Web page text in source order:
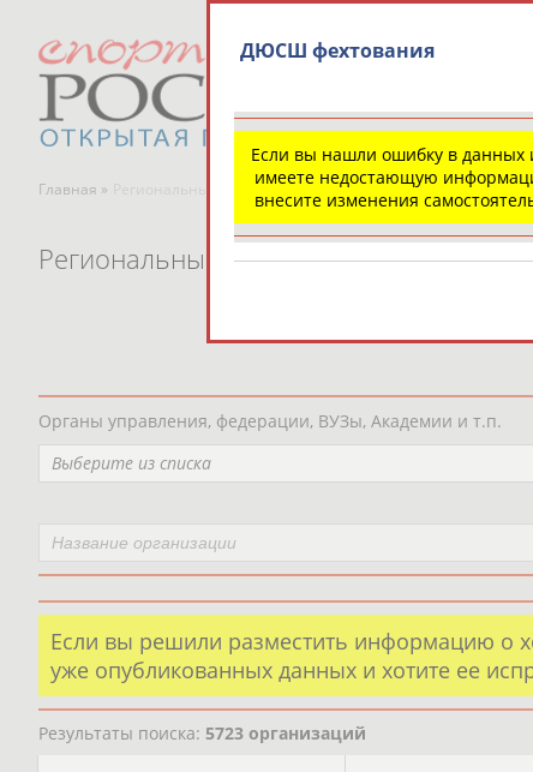
Главная » Региональные спортивные организации
Региональные спортивные
Органы управления, федерации, ВУЗы, Академии и т.п.
Выберите из списка
Если вы решили разместить информацию о
уже опубликованных данных и хотите ее
Результаты поиска: 5723 организаций
ДЮСШ фехтования
Если вы нашли ошибку в данных
имеете недостающую
внесите изменения